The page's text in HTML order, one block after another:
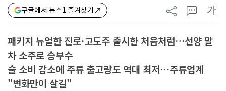
구글에서 뉴스1 즐겨찾기 가
패키지 뉴얼한 진로·고도주 출시한 처음처럼…선양 말
차 소주로 승부수
술 소비 감소에 주류 출고량도 역대 최저…주류업계
"변화만이 살길"